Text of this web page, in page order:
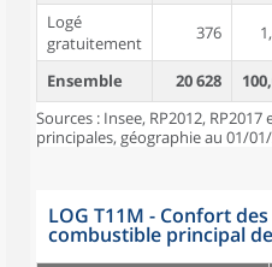
Logé
gratuitement
376
Ensemble 20 628
Sources : Insee, RP2012,
principales, géographie au 01/
LOG T11M - Confort
combustible principal